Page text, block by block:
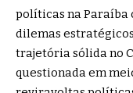
políticas na Paraíba
dilemas
trajetória sólida no
questionada em